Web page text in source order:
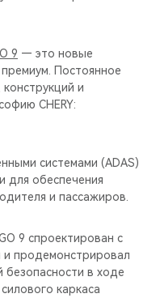
9 — это новые
Постоянное
и
CHERY:
системами (ADAS)
для обеспечения
и пассажиров.
9 спроектирован с
и продемонстрировал
в ходе
каркаса